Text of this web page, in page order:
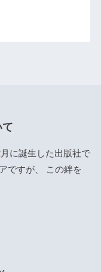
に誕生した出版社で
ですが、 この絆を